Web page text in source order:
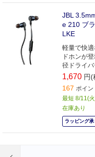
JBL
e 210 ブ
LKE
軽量で快
ドホンが
径ドライバ
1,670 円(
167 ポイ
最短 8/11(
在庫あり
ラッピング承